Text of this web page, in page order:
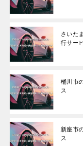
さいた
行サー
桶川市
ス
新座市
ス